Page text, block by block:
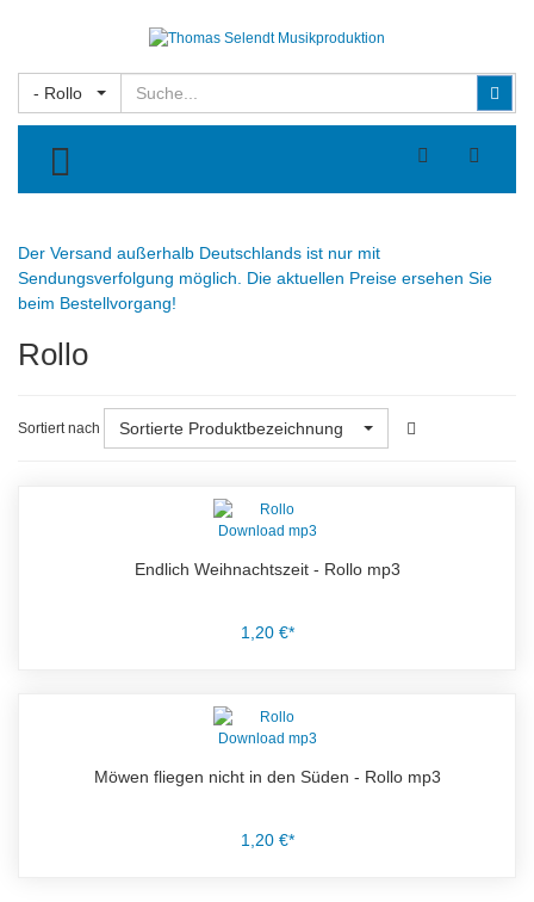
- Rollo
TOGGLE MENU
Der Versand außerhalb Deutschlands ist nur mit
Sendungsverfolgung möglich. Die aktuellen Preise ersehen Sie
beim Bestellvorgang!
Rollo
Sortiert nach Sortierte Produktbezeichnung
Endlich Weihnachtszeit - Rollo mp3
1,20 €*
Möwen fliegen nicht in den Süden - Rollo mp3
1,20 €*